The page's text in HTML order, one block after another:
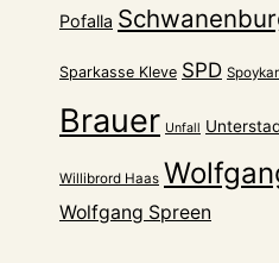
Pofalla
Sparkasse Kleve SPD
Brauer Unfall
Willibrord Haas
Wolfgang Spreen